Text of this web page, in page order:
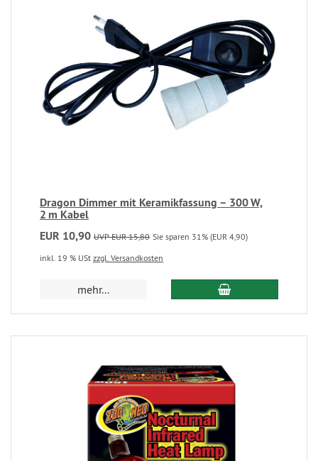
Dragon Dimmer mit Keramikfassung – 300 W,
2 m Kabel
EUR 10,90 UVP EUR 15,80 Sie sparen 31% (EUR 4,90)
inkl. 19 % USt zzgl. Versandkosten
mehr...